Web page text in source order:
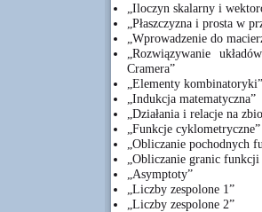
„Iloczyn skalarny i
„Płaszczyzna i prosta w
„Wprowadzenie do
„Rozwiązywanie
Cramera”
„Elementy kombinatoryki”
„Indukcja matematyczna”
„Działania i relacje na
„Funkcje cyklometryczne”
„Obliczanie pochodnych
„Obliczanie granic
„Asymptoty”
„Liczby zespolone 1”
„Liczby zespolone 2”